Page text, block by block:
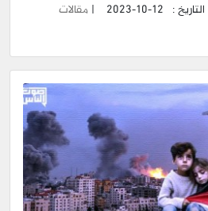
التاريخ : 2023-10-12
| مقالات